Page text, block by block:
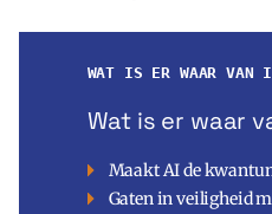
WAT IS ER WAAR VAN
Wat is er waar
Maakt AI de
Gaten in veiligheid